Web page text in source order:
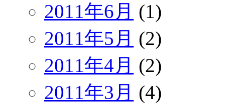
2011年6月 (1)
2011年5月 (2)
2011年4月 (2)
2011年3月 (4)